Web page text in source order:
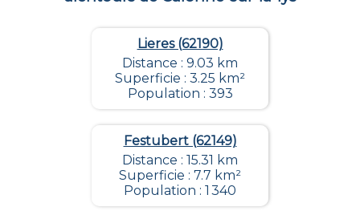
Lieres (62190)
Distance : 9.03 km
Superficie : 3.25 km²
Population : 393
Festubert (62149)
Distance : 15.31 km
Superficie : 7.7 km²
Population : 1 340